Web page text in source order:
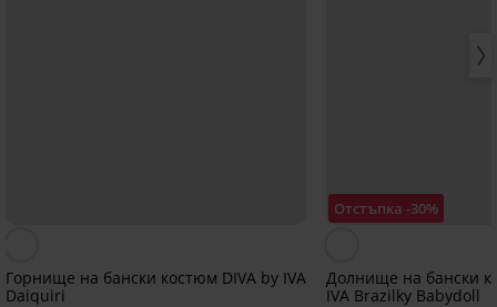
Горнище на бански костюм DIVA by IVA
Daiquiri
Отстъпка -30%
Долнище на бански
IVA Brazilky Babydoll